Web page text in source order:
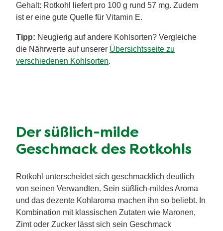
Gehalt: Rotkohl liefert pro 100 g rund 57 mg. Zudem
ist er eine gute Quelle für Vitamin E.
Tipp: Neugierig auf andere Kohlsorten? Vergleiche
die Nährwerte auf unserer Übersichtsseite zu
verschiedenen Kohlsorten.
Der süßlich-milde
Geschmack des Rotkohls
Rotkohl unterscheidet sich geschmacklich deutlich
von seinen Verwandten. Sein süßlich-mildes Aroma
und das dezente Kohlaroma machen ihn so beliebt. In
Kombination mit klassischen Zutaten wie Maronen,
Zimt oder Zucker lässt sich sein Geschmack